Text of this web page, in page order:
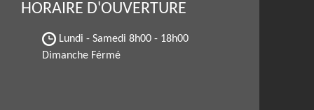
HORAIRE D'OUVERTURE
Lundi - Samedi 8h00 - 18h00
Dimanche Férmé